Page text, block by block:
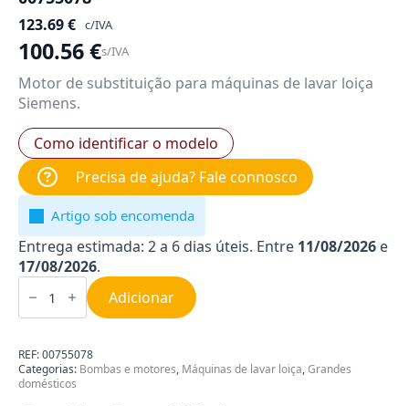
123.69€ c/IVA
100.56€s/IVA
Motor de substituição para máquinas de lavar loiça
Siemens.
Como identificar o modelo
Precisa de ajuda? Fale connosco
Artigo sob encomenda
Entrega estimada: 2 a 6 dias úteis. Entre 11/08/2026 e
17/08/2026.
Quantidade
de
para
de
Lavar
Loiça
Siemens
Adicionar
REF:00755078
Categorias: Bombas e motores, Máquinas de lavar loiça,Grandes
domésticos